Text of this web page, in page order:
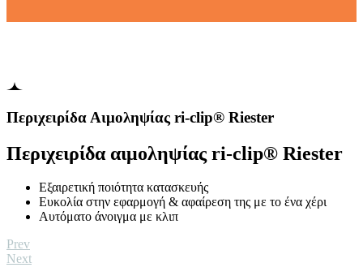
Περιχειρίδα Αιμοληψίας ri-clip® Riester
Περιχειρίδα αιμοληψίας ri-clip® Riester
Εξαιρετική ποιότητα κατασκευής
Ευκολία στην εφαρμογή & αφαίρεση της με το ένα χέρι
Αυτόματο άνοιγμα με κλιπ
Prev
Next